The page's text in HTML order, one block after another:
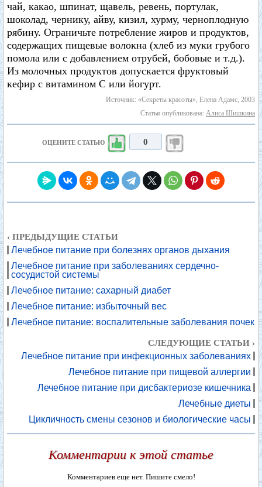
чай, какао, шпинат, щавель, ревень, портулак,
шоколад, чернику, айву, кизил, хурму, черноплодную
рябину. Ограничьте потребление жиров и продуктов,
содержащих пищевые волокна (хлеб из муки грубого
помола или с добавлением отрубей, бобовые и т.д.).
Из молочных продуктов допускается фруктовый
кефир с витамином С или йогурт.
Источник: «Секреты красоты», Елена Адамс, 2003
Статья опубликована: Алиса Шишкина
ОЦЕНИТЕ СТАТЬЮ 0
‹ ПРЕДЫДУЩИЕ СТАТЬИ
Лечебное питание при болезнях органов дыхания
Лечебное питание при заболеваниях сердечно-
сосудистой системы
Лечебное питание: сахарный диабет
Лечебное питание: избыточный вес
Лечебное питание: воспалительные заболевания почек
СЛЕДУЮЩИЕ СТАТЬИ ›
Лечебное питание при инфекционных заболеваниях
Лечебное питание при пищевой аллергии
Лечебное питание при дисбактериозе кишечника
Лечебные диеты
Цикличность смены сезонов и биологические часы
Комментарии к этой статье
Комментариев еще нет. Пишите смело!